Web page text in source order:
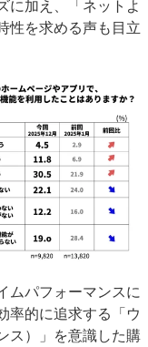
に加え、「ネットよ
性を求める声も目立
ムパフォーマンスに
率的に追求する「ウ
ス）」を意識した購